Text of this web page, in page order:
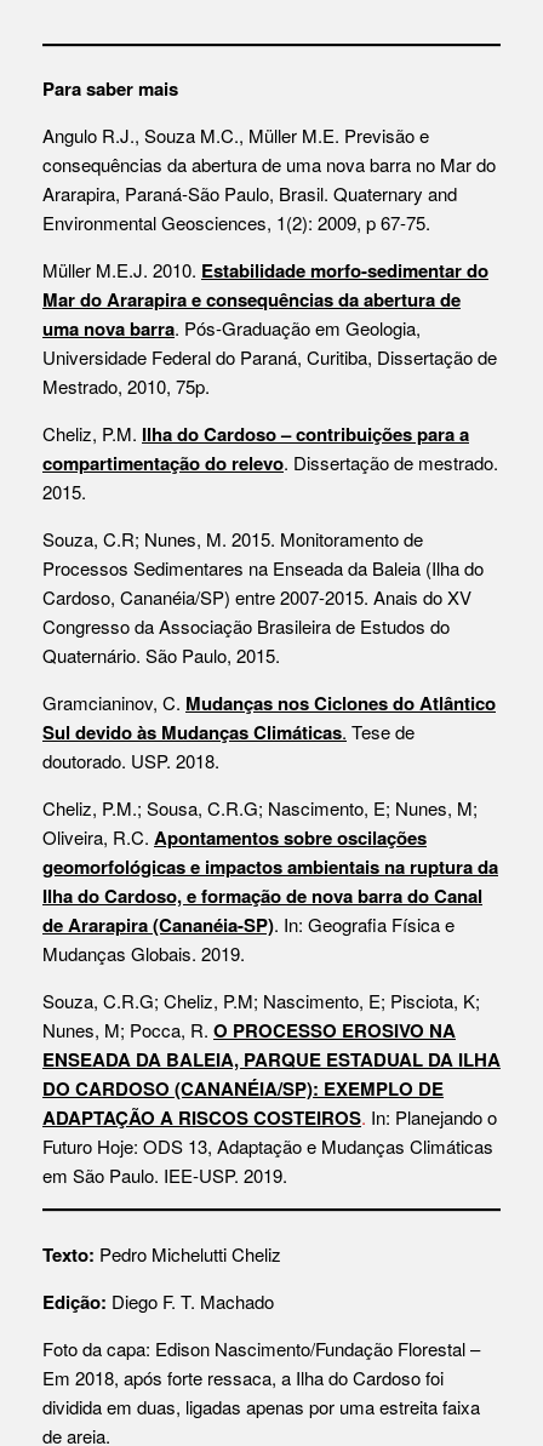
Para saber mais
Angulo R.J., Souza M.C., Müller M.E. Previsão e
consequências da abertura de uma nova barra no Mar do
Ararapira, Paraná-São Paulo, Brasil. Quaternary and
Environmental Geosciences, 1(2): 2009, p 67-75.
Müller M.E.J. 2010. Estabilidade morfo-sedimentar do
Mar do Ararapira e consequências da abertura de
uma nova barra. Pós-Graduação em Geologia,
Universidade Federal do Paraná, Curitiba, Dissertação de
Mestrado, 2010, 75p.
Cheliz, P.M. Ilha do Cardoso – contribuições para a
compartimentação do relevo. Dissertação de mestrado.
2015.
Souza, C.R; Nunes, M. 2015. Monitoramento de
Processos Sedimentares na Enseada da Baleia (Ilha do
Cardoso, Cananéia/SP) entre 2007-2015. Anais do XV
Congresso da Associação Brasileira de Estudos do
Quaternário. São Paulo, 2015.
Gramcianinov, C. Mudanças nos Ciclones do Atlântico
Sul devido às Mudanças Climáticas. Tese de
doutorado. USP. 2018.
Cheliz, P.M.; Sousa, C.R.G; Nascimento, E; Nunes, M;
Oliveira, R.C. Apontamentos sobre oscilações
geomorfológicas e impactos ambientais na ruptura da
Ilha do Cardoso, e formação de nova barra do Canal
de Ararapira (Cananéia-SP). In: Geografia Física e
Mudanças Globais. 2019.
Souza, C.R.G; Cheliz, P.M; Nascimento, E; Pisciota, K;
Nunes, M; Pocca, R. O PROCESSO EROSIVO NA
ENSEADA DA BALEIA, PARQUE ESTADUAL DA ILHA
DO CARDOSO (CANANÉIA/SP): EXEMPLO DE
ADAPTAÇÃO A RISCOS COSTEIROS. In: Planejando o
Futuro Hoje: ODS 13, Adaptação e Mudanças Climáticas
em São Paulo. IEE-USP. 2019.
Texto: Pedro Michelutti Cheliz
Edição: Diego F. T. Machado
Foto da capa: Edison Nascimento/Fundação Florestal –
Em 2018, após forte ressaca, a Ilha do Cardoso foi
dividida em duas, ligadas apenas por uma estreita faixa
de areia.